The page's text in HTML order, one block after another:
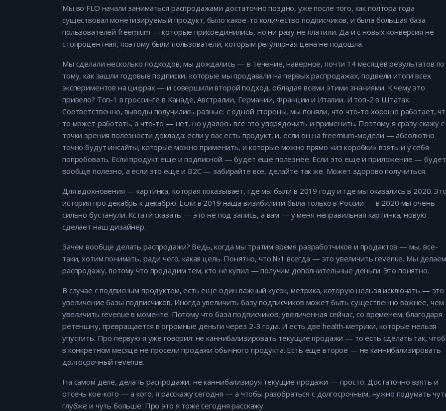
Мы во FLO начали заниматься распродажами достаточно поздно, уже после того, как полтора года
существовал монетизируемый продукт, было какое-то количество подписчиков, и была большая база
пользователей freemium — которые присоединились, но ни разу не платили. Да и с новых конверсия не
стопроцентная, поэтому были пользователи, которым регулярная цена не подошла.
Мы сделали несколько подходов, мы дождались — в течение, наверное, почти 14 месяцев результатов по
тому, как зашли годовые подписки, которые мы продавали на первых распродажах, подвели итоги всех
экспериментов на цифрах — и совершили второй подход, обладая всеми этими знаниями. К чему это
привело? Топ-1 в гроссинге в Канаде, Австралии, Германии, Франции и Италии. И топ-2 в Штатах.
Соответственно, выводы получились разные: с одной стороны, мы поняли, что что-то хорошо работает,
то может работать, а что-то — нет, но удалось все это упорядочить и применить. Поэтому я сразу скажу с
точки зрения полезности доклада: если у вас есть продукт, и, если он на freemium-модели — абсолютно
точно будут инсайты, которые можно применить, и которые можно прямо «из коробки» взять и у себя
попробовать. Если продукт еще и подписной — будет еще полезнее. Если это еще и приложение — будет
вообще полезно, а если это еще и B2C — забирайте все, делайте так же. Может здорово получиться.
Для вдохновения — картинка, которая показывает, где мы были в 2019 году и где мы оказались в 2020.
история про декабрь к декабрю. Если в 2019 наша визибилити была только в России — в 2020 мы очень
сильно бустанули. Кстати сказать — это не под запись, а вам — у меня неправильная картинка, новую
сделает наш дизайнер.
Зачем вообще делать распродажи? Ведь, когда мы тратим время разработчиков и продактов — мы, все-
таки, хотим понимать, ради чего, какая цель. Понятно, что №1 всегда — это увеличить revenue. Мы делаем
распродажу, потому что продадим тем, кто не купил — получим дополнительные деньги. Это понятно.
В случае с подписным продуктом, есть еще один важный кусок, метрика, которую нельзя исключать — это
увеличение базы подписчиков. Иногда увеличить базу подписчиков может быть существенно важнее, чем
увеличить revenue в моменте. Потому что база подписчиков, увеличенная сейчас, со временем, благодаря
ретеншну, превращается в огромные деньги через 2-3 года. И есть две health-метрики, которые нельзя
упустить. Про первую я уже говорил: не каннибализировать текущие продажи — то есть сделать так,
в конкретном месяце не просели продажи обычного продукта. Есть еще второе — не каннибализировать
долгосрочный revenue.
На самом деле, делать распродажи, не каннибализируя текущие продажи — просто. Достаточно взять и
отсечь кое-кого — а кого, я расскажу сегодня — а чтобы разобраться с долгосрочным, нужно подумать
глубже и чуть больше. Про это я тоже сегодня расскажу.